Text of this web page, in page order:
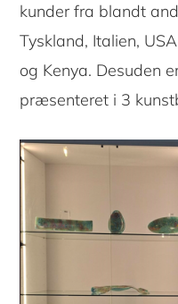
kunder fra blandt
Tyskland, Italien,
og Kenya. Desuden
præsenteret i 3